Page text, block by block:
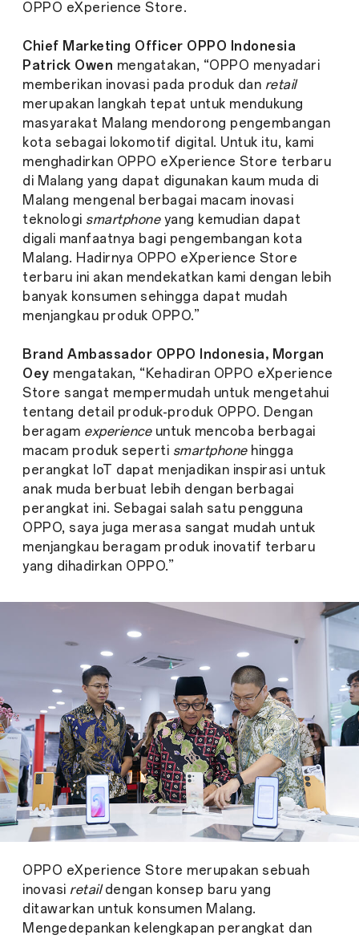
OPPO eXperience Store.
Chief Marketing Officer OPPO Indonesia
Patrick Owen mengatakan, “OPPO menyadari
memberikan inovasi pada produk dan retail
merupakan langkah tepat untuk mendukung
masyarakat Malang mendorong pengembangan
kota sebagai lokomotif digital. Untuk itu, kami
menghadirkan OPPO eXperience Store terbaru
di Malang yang dapat digunakan kaum muda di
Malang mengenal berbagai macam inovasi
teknologi smartphoneyang kemudian dapat
digali manfaatnya bagi pengembangan kota
Malang. Hadirnya OPPO eXperience Store
terbaru ini akan mendekatkan kami dengan lebih
banyak konsumen sehingga dapat mudah
menjangkau produk OPPO.”
Brand Ambassador OPPO Indonesia, Morgan
Oey mengatakan, “Kehadiran OPPO eXperience
Store sangat mempermudah untuk mengetahui
tentang detail produk-produk OPPO. Dengan
beragam experienceuntuk mencoba berbagai
macam produk seperti smartphone hingga
perangkat IoT dapat menjadikan inspirasi untuk
anak muda berbuat lebih dengan berbagai
perangkat ini. Sebagai salah satu pengguna
OPPO, saya juga merasa sangat mudah untuk
menjangkau beragam produk inovatif terbaru
yang dihadirkan OPPO.”
OPPO eXperience Store merupakan sebuah
inovasi retaildengan konsep baru yang
ditawarkan untuk konsumen Malang.
Mengedepankan kelengkapan perangkat dan